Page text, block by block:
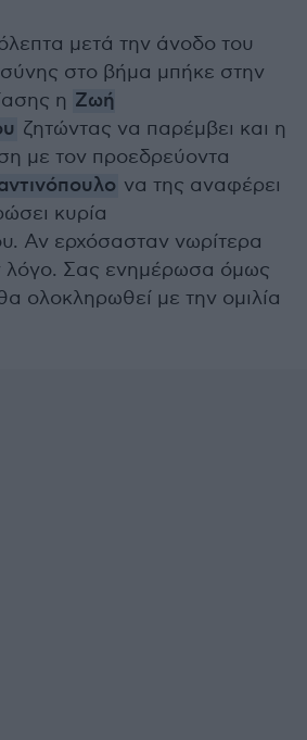
μετά την άνοδο του
στο βήμα μπήκε στην
η Ζωή
ζητώντας να παρέμβει και η
με τον προεδρεύοντα
να της αναφέρει
κυρία
Αν ερχόσασταν νωρίτερα
λόγο. Σας ενημέρωσα όμως
ολοκληρωθεί με την ομιλία